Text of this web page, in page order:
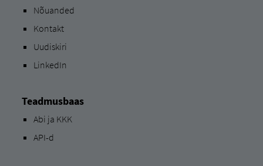
Nõuanded
Kontakt
Uudiskiri
LinkedIn
Teadmusbaas
Abi ja KKK
API-d